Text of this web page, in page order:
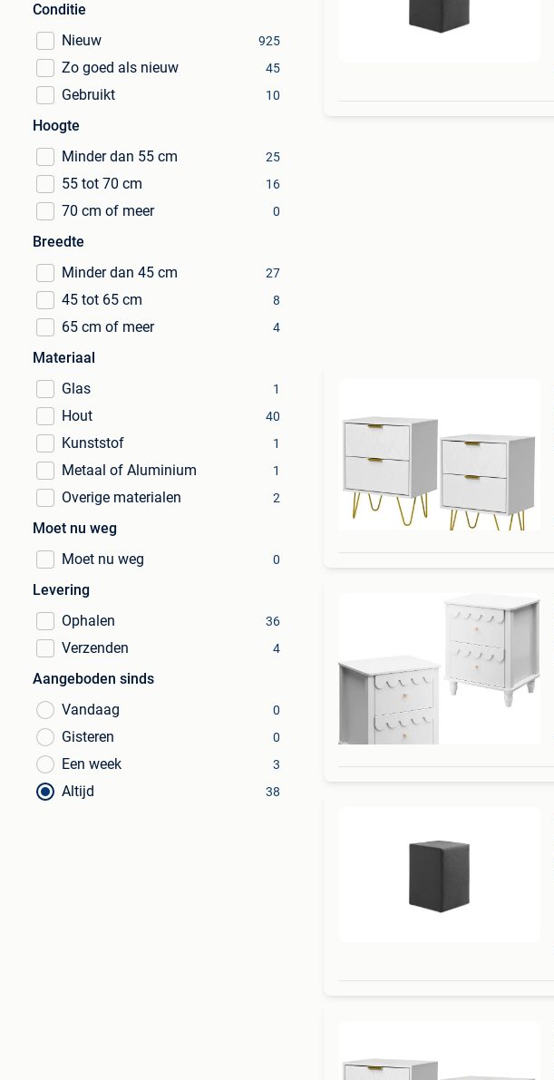
Conditie
Nieuw
925
Zo goed als nieuw 45
Gebruikt 10
Hoogte
Minder dan 55 cm
25
55 tot 70 cm 16
70 cm of meer 0
Breedte
Minder dan 45 cm
27
45 tot 65 cm 8
65 cm of meer 4
Materiaal
Glas
1
Hout 40
Kunststof 1
Metaal of Aluminium 1
Overige materialen 2
Moet nu weg
Moet nu weg
0
Levering
Ophalen
36
Verzenden 4
Aangeboden sinds
Vandaag
0
Gisteren 0
Een week 3
Altijd 38